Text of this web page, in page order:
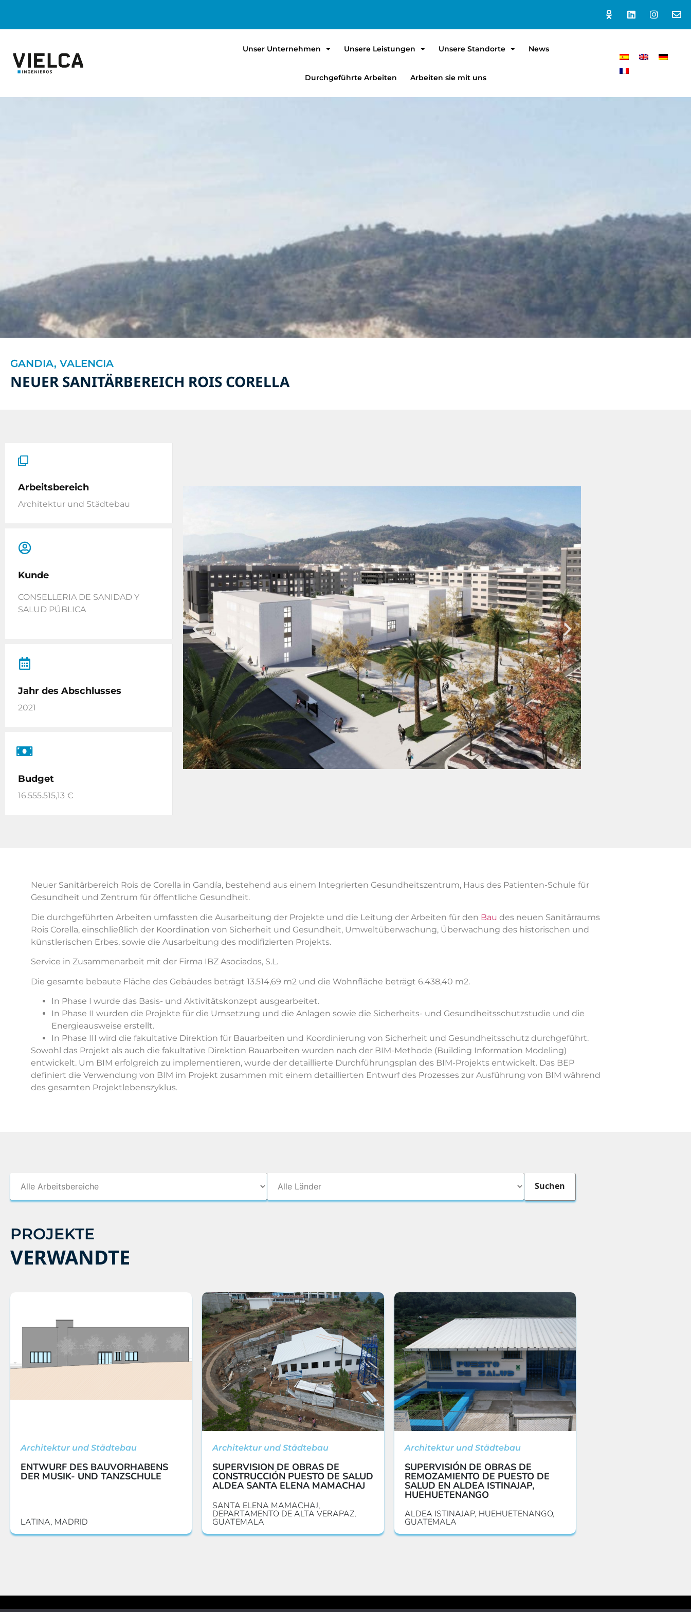
Unser Unternehmen Unsere Leistungen Unsere Standorte News
Durchgeführte Arbeiten Arbeiten sie mit uns
GANDIA, VALENCIA
NEUER SANITÄRBEREICH ROIS CORELLA
Arbeitsbereich
Architektur und Städtebau
Kunde
CONSELLERIA DE SANIDAD Y
SALUD PÚBLICA
Jahr des Abschlusses
2021
Budget
16.555.515,13 €
Neuer Sanitärbereich Rois de Corella in Gandía, bestehend aus einem Integrierten Gesundheitszentrum, Haus des Patienten-Schule für
Gesundheit und Zentrum für öffentliche Gesundheit.
Die durchgeführten Arbeiten umfassten die Ausarbeitung der Projekte und die Leitung der Arbeiten für den Bau des neuen Sanitärraums
Rois Corella, einschließlich der Koordination von Sicherheit und Gesundheit, Umweltüberwachung, Überwachung des historischen und
künstlerischen Erbes, sowie die Ausarbeitung des modifizierten Projekts.
Service in Zusammenarbeit mit der Firma IBZ Asociados, S.L.
Die gesamte bebaute Fläche des Gebäudes beträgt 13.514,69 m2 und die Wohnfläche beträgt 6.438,40 m2.
In Phase I wurde das Basis- und Aktivitätskonzept ausgearbeitet.
In Phase II wurden die Projekte für die Umsetzung und die Anlagen sowie die Sicherheits- und Gesundheitsschutzstudie und die
Energieausweise erstellt.
In Phase III wird die fakultative Direktion für Bauarbeiten und Koordinierung von Sicherheit und Gesundheitsschutz durchgeführt.
Sowohl das Projekt als auch die fakultative Direktion Bauarbeiten wurden nach der BIM-Methode (Building Information Modeling)
entwickelt. Um BIM erfolgreich zu implementieren, wurde der detaillierte Durchführungsplan des BIM-Projekts entwickelt. Das BEP
definiert die Verwendung von BIM im Projekt zusammen mit einem detaillierten Entwurf des Prozesses zur Ausführung von BIM während
des gesamten Projektlebenszyklus.
PROJEKTE
VERWANDTE
Architektur und Städtebau
ENTWURF DES BAUVORHABENS
DER MUSIK- UND TANZSCHULE
LATINA, MADRID
Architektur und Städtebau
SUPERVISION DE OBRAS DE
CONSTRUCCIÓN PUESTO DE SALUD
ALDEA SANTA ELENA MAMACHAJ
SANTA ELENA MAMACHAJ,
DEPARTAMENTO DE ALTA VERAPAZ,
GUATEMALA
Architektur und Städtebau
SUPERVISIÓN DE OBRAS DE
REMOZAMIENTO DE PUESTO DE
SALUD EN ALDEA ISTINAJAP,
HUEHUETENANGO
ALDEA ISTINAJAP, HUEHUETENANGO,
GUATEMALA